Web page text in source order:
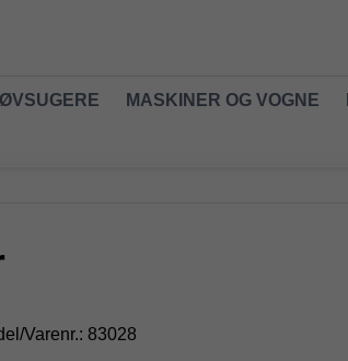
MASKINER OG VOGNE
Varenr.: 83028